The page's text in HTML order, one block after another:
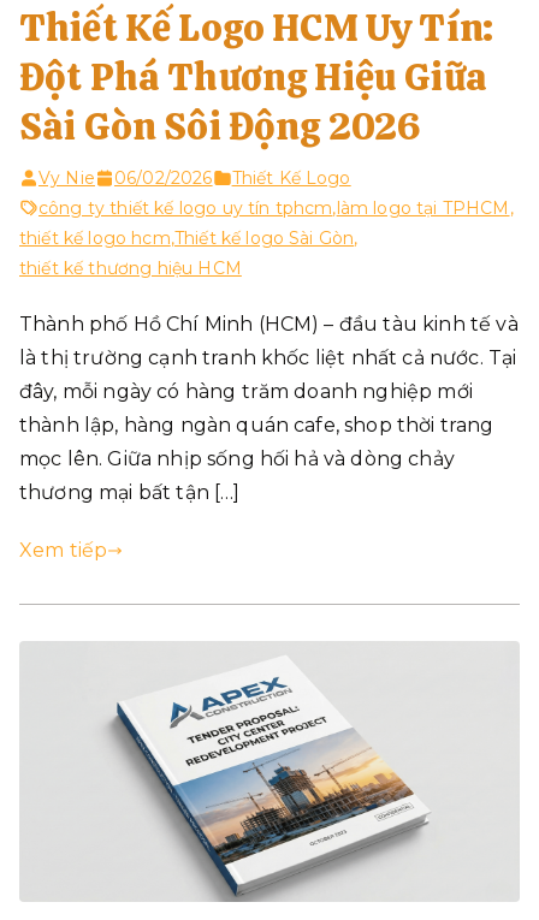
Thiết Kế Logo HCM Uy Tín:
Đột Phá Thương Hiệu Giữa
Sài Gòn Sôi Động 2026
Vy Nie 06/02/2026
Thiết Kế Logo
công ty thiết kế logo uy tín tphcm,làm logo tại TPHCM ,
thiết kế logo hcm,Thiết kế logo Sài Gòn,
thiết kế thương hiệu HCM
Thành phố Hồ Chí Minh (HCM) – đầu tàu kinh tế và
là thị trường cạnh tranh khốc liệt nhất cả nước. Tại
đây, mỗi ngày có hàng trăm doanh nghiệp mới
thành lập, hàng ngàn quán cafe, shop thời trang
mọc lên. Giữa nhịp sống hối hả và dòng chảy
thương mại bất tận […]
Xem tiếp